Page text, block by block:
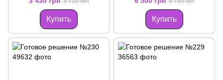
Купить Купить